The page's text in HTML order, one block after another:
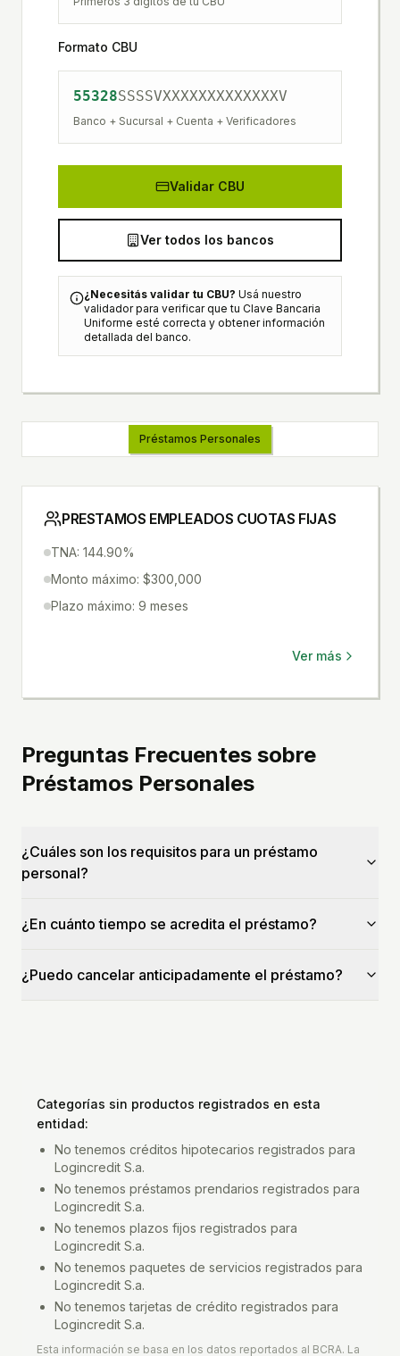
Formato CBU
55328SSSSVXXXXXXXXXXXXXV
Banco + Sucursal + Cuenta + Verificadores
Validar CBU
Ver todos los bancos
¿Necesitás validar tu CBU? Usá nuestro
validador para verificar que tu Clave Bancaria
Uniforme esté correcta y obtener información
detallada del banco.
Préstamos Personales
PRESTAMOS EMPLEADOS CUOTAS FIJAS
TNA: 144.90%
Monto máximo: $300,000
Plazo máximo: 9 meses
Ver más
Preguntas Frecuentes sobre
Préstamos Personales
¿Cuáles son los requisitos para un préstamo
personal?
¿En cuánto tiempo se acredita el préstamo?
¿Puedo cancelar anticipadamente el préstamo?
Categorías sin productos registrados en esta
entidad:
No tenemos créditos hipotecarios registrados para
Logincredit S.a.
No tenemos préstamos prendarios registrados para
Logincredit S.a.
No tenemos plazos fijos registrados para
Logincredit S.a.
No tenemos paquetes de servicios registrados para
Logincredit S.a.
No tenemostarjetas de crédito registrados para
Logincredit S.a.
Esta información se basa en los datos reportados al BCRA. La